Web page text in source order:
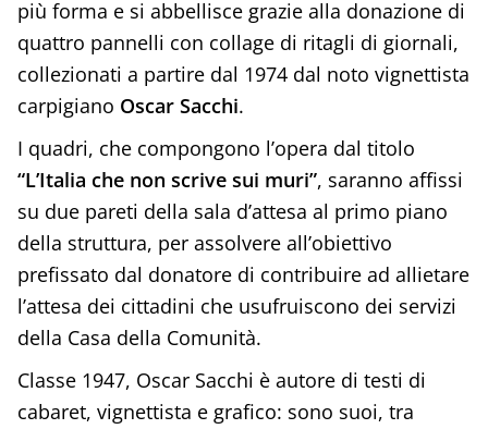
più forma e si abbellisce grazie alla donazione di
quattro pannelli con collage di ritagli di giornali,
collezionati a partire dal 1974 dal noto vignettista
carpigiano Oscar Sacchi.
I quadri, che compongono l’opera dal titolo
“L’Italia che non scrive sui muri”, saranno affissi
su due pareti della sala d’attesa al primo piano
della struttura, per assolvere all’obiettivo
prefissato dal donatore di contribuire ad allietare
l’attesa dei cittadini che usufruiscono dei servizi
della Casa della Comunità.
Classe 1947, Oscar Sacchi è autore di testi di
cabaret, vignettista e grafico: sono suoi, tra